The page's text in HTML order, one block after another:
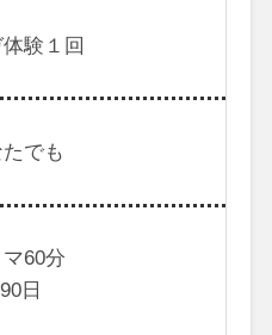
験１回
でも
マ60分
日